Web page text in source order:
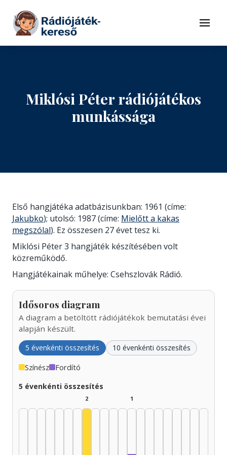
Tovább a tartalomhoz
Menü
Miklósi Péter rádiójátékos
munkássága
Első hangjátéka adatbázisunkban: 1961 (címe:
Jakubko); utolsó: 1987 (címe: Mielőtt a kakas
megszólal). Ez összesen 27 évet tesz ki.
Miklósi Péter 3 hangjáték készítésében volt
közreműködő.
Hangjátékainak műhelye: Csehszlovák Rádió.
Idősoros diagram
A diagram a betöltött rádiójátékok bemutatási évei
alapján készült.
5 évenkénti összesítés 10 évenkénti összesítés
Színész Fordító
5 évenkénti összesítés
2 1